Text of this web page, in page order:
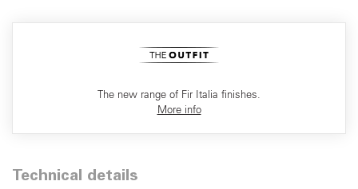
The new range of Fir Italia finishes.
More info
Technical details